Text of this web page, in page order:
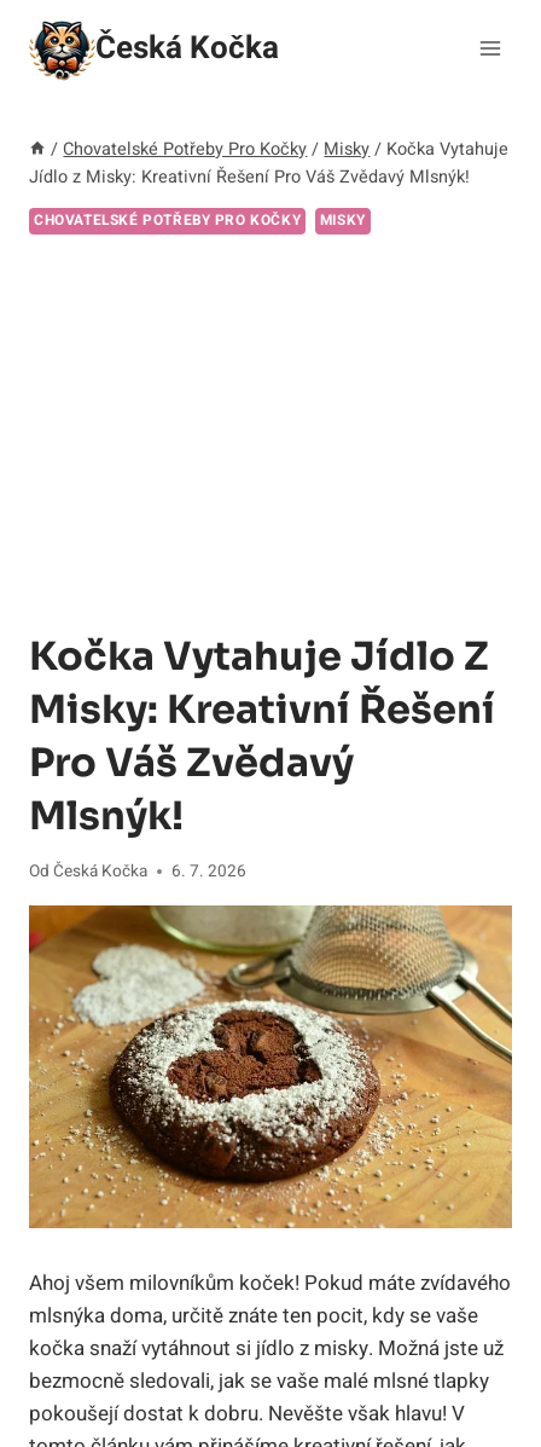
Přeskočit
obsah
Česká Kočka
/ Chovatelské Potřeby Pro Kočky / Misky / Kočka Vytahuje
Jídlo z Misky: Kreativní Řešení Pro Váš Zvědavý Mlsnýk!
CHOVATELSKÉ POTŘEBY PRO KOČKY MISKY
Kočka Vytahuje Jídlo Z
Misky: Kreativní Řešení
Pro Váš Zvědavý
Mlsnýk!
Od Česká Kočka 6. 7. 2026
Ahoj všem milovníkům koček! Pokud máte zvídavého
mlsnýka doma, určitě znáte ten pocit, kdy se vaše
kočka snaží vytáhnout si jídlo z misky. Možná jste už
bezmocně sledovali, jak se vaše malé mlsné tlapky
pokoušejí dostat k dobru. Nevěšte však hlavu! V